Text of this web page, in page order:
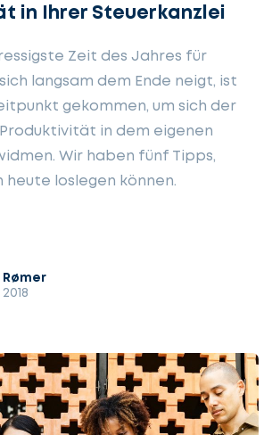
in Ihrer Steuerkanzlei
Zeit des Jahres für
langsam dem Ende neigt, ist
gekommen, um sich der
in dem eigenen
Wir haben fünf Tipps,
heute loslegen können.